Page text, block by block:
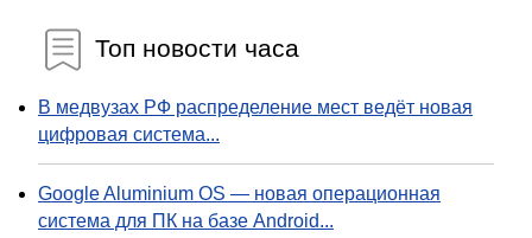
Топ новости часа
В медвузах РФ распределение мест ведёт новая
цифровая система...
Google Aluminium OS — новая операционная
система для ПК на базе Android...